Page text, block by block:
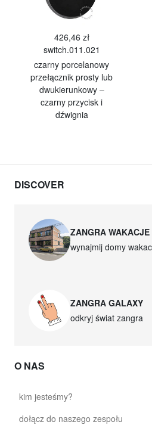
426,46 zł
switch.011.021
czarny porcelanowy
przełącznik prosty lub
dwukierunkowy –
czarny przycisk i
dźwignia
DISCOVER
ZANGRA WAKACJE
wynajmij domy
ZANGRA GALAXY
odkryj świat zangra
O NAS
kim jesteśmy?
dołącz do naszego zespołu